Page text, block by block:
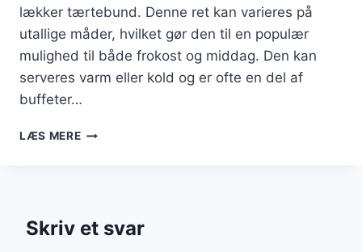
lækker tærtebund. Denne ret kan varieres på
utallige måder, hvilket gør den til en populær
mulighed til både frokost og middag. Den kan
serveres varm eller kold og er ofte en del af
buffeter…
LÆS MEREPORRETÆRTE
Skriv et svar